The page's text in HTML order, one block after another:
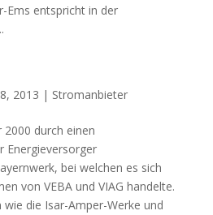
Ems entspricht in der
2013 | Stromanbieter
2000 durch einen
Energieversorger
bei welchen es sich
von VEBA und VIAG handelte.
die Isar-Amper-Werke und